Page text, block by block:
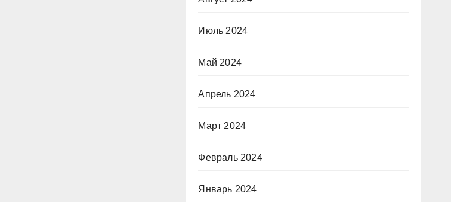
Июль 2024
Май 2024
Апрель 2024
Март 2024
Февраль 2024
Январь 2024